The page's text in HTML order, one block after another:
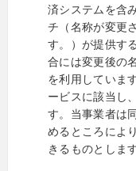
済システムを含
チ（名称が変更
す。）が提供す
合には変更後の
を利用していま
ービスに該当し
す。当事業者は
めるところによ
きるものとします